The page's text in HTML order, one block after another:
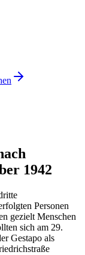
1942
Personen
gezielt Menschen
sich am 29.
Gestapo als